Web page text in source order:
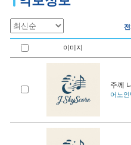
이미지
주께
어노